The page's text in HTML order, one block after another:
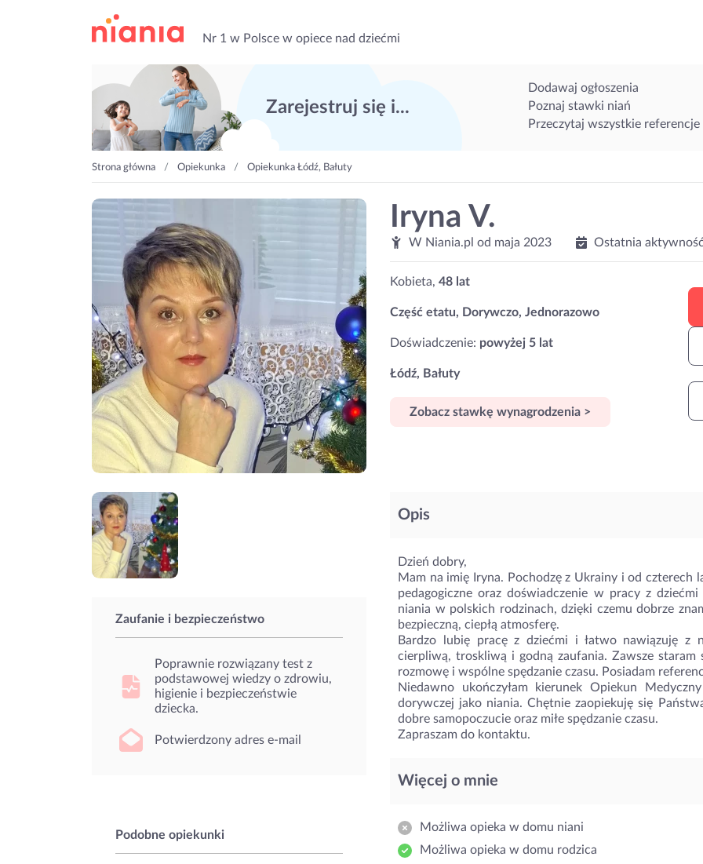
Nr 1 w Polsce w opiece nad dziećmi
Zarejestruj się i...
Dodawaj ogłoszenia
Poznaj stawki niań
Przeczytaj wszystkie referencje
Strona główna Opiekunka Opiekunka Łódź, Bałuty
Iryna V.
W Niania.pl od maja 2023 Ostatnia
Kobieta, 48 lat
Część etatu, Dorywczo, Jednorazowo
Doświadczenie: powyżej 5 lat
Łódź, Bałuty
Zobacz stawkę wynagrodzenia >
Zaufanie i bezpieczeństwo
Poprawnie rozwiązany test z
podstawowej wiedzy o zdrowiu,
higienie i bezpieczeństwie
dziecka.
Potwierdzony adres e-mail
Podobne opiekunki
Opis
Dzień dobry,
Mam na imię Iryna. Pochodzę z Ukrainy i od czterech
pedagogiczne oraz doświadczenie w pracy z
niania w polskich rodzinach, dzięki czemu dobrze
bezpieczną, ciepłą atmosferę.
Bardzo lubię pracę z dziećmi i łatwo nawiązuję z
cierpliwą, troskliwą i godną zaufania. Zawsze staram
rozmowę i wspólne spędzanie czasu. Posiadam
Niedawno ukończyłam kierunek Opiekun
dorywczej jako niania. Chętnie zaopiekuję się
dobre samopoczucie oraz miłe spędzanie czasu.
Zapraszam do kontaktu.
Więcej o mnie
Możliwa opieka w domu niani
Możliwa opieka w domu rodzica